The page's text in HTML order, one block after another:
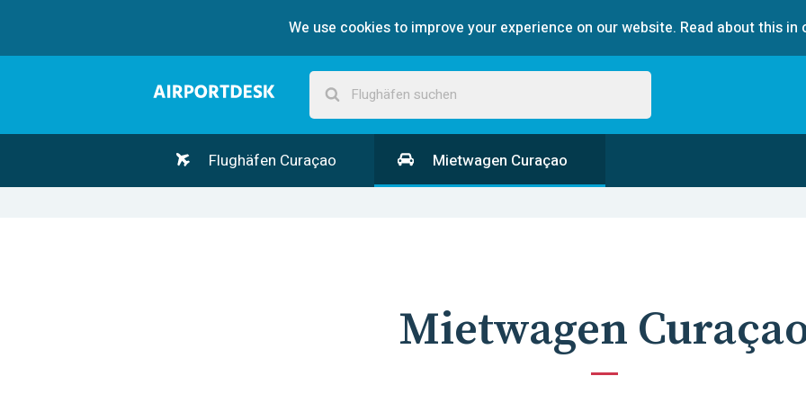
We use cookies to improve your experience on our website. Read about this in
Flughäfen Curaçao Mietwagen Curaçao
Mietwagen